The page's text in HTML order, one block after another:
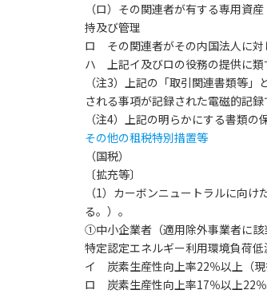
（ロ）その関連者が有する専用資
持及び管理
ロ その関連者がその内国法人に対
ハ 上記イ及びロの役務の提供に類
（注3）上記の「取引関連書類等
される事項が記録された電磁的記
（注4）上記の明らかにする書類
その他の租税特別措置等
（国税）
〔拡充等〕
（1）カーボンニュートラルに向
る。）。
①中小企業者（適用除外事業者に該
特定認定エネルギー利用環境負荷
イ 炭素生産性向上率22％以上（現
ロ 炭素生産性向上率17％以上22％